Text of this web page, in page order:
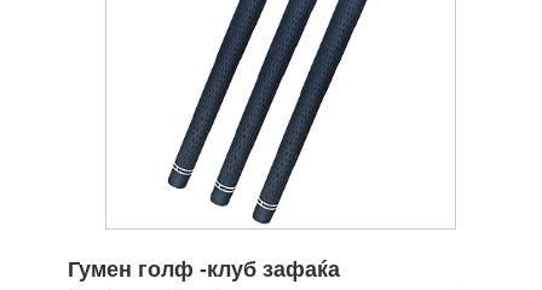
Гумен голф -клуб зафаќа